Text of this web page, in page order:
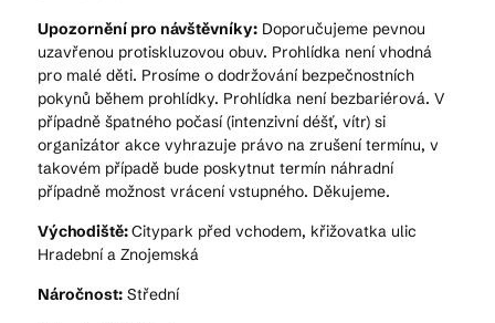
Upozornění pro návštěvníky: Doporučujeme pevnou
uzavřenou protiskluzovou obuv. Prohlídka není vhodná
pro malé děti. Prosíme o dodržování bezpečnostních
pokynů během prohlídky. Prohlídka není bezbariérová. V
případně špatného počasí (intenzivní déšť, vítr) si
organizátor akce vyhrazuje právo na zrušení termínu, v
takovém případě bude poskytnut termín náhradní
případně možnost vrácení vstupného. Děkujeme.
Východiště:Citypark před vchodem, křižovatka ulic
Hradební a Znojemská
Náročnost: Střední